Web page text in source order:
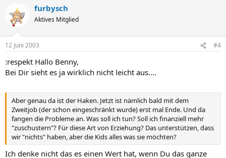
furbysch
Aktives Mitglied
12 Juni 2003 #4
:respekt Hallo Benny,
Bei Dir sieht es ja wirklich nicht leicht aus....
Aber genau da ist der Haken. Jetzt ist nämlich bald mit dem
Zweitjob (der schon eingeschränkt wurde) erst mal Ende. Und da
fangen die Probleme an. Was soll ich tun? Soll ich finanziell mehr
"zuschustern"? Für diese Art von Erziehung? Das unterstützen, dass
wir "nichts" haben, aber die Kids alles was sie möchten?
Ich denke nicht das es einen Wert hat, wenn Du das ganze